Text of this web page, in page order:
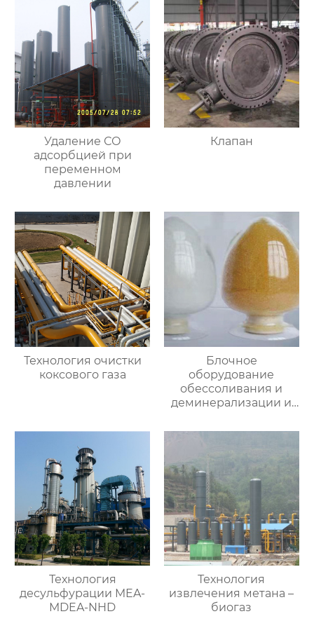
Удаление СО
адсорбцией при
переменном
давлении
Клапан
Технология очистки
коксового газа
Блочное
оборудование
обессоливания и
деминерализации и
Технология
десульфурации MEA-
MDEA-NHD
Технология
извлечения метана –
биогаз